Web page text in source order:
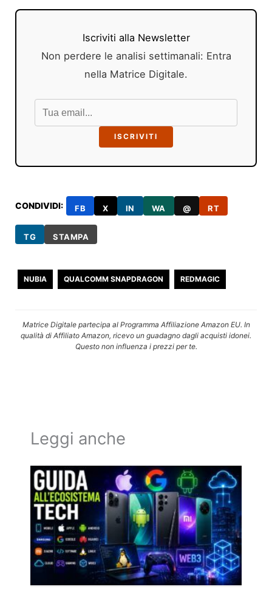
Iscriviti alla Newsletter
Non perdere le analisi settimanali: Entra
nella Matrice Digitale.
ISCRIVITI
CONDIVIDI: FB X IN WA @ RT
TG STAMPA
NUBIA QUALCOMM SNAPDRAGON REDMAGIC
Matrice Digitale partecipa al Programma Affiliazione Amazon EU. In
qualità di Affiliato Amazon, ricevo un guadagno dagli acquisti idonei.
Questo non influenza i prezzi per te.
Leggi anche